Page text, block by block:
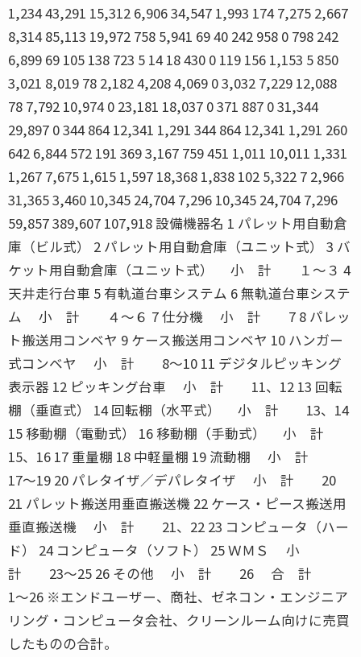
1,234 43,291 15,312 6,906 34,547 1,993 174 7,275 2,667
8,314 85,113 19,972 758 5,941 69 40 242 958 0 798 242
6,899 69 105 138 723 5 14 18 430 0 119 156 1,153 5 850
3,021 8,019 78 2,182 4,208 4,069 0 3,032 7,229 12,088
78 7,792 10,974 0 23,181 18,037 0 371 887 0 31,344
29,897 0 344 864 12,341 1,291 344 864 12,341 1,291 260
642 6,844 572 191 369 3,167 759 451 1,011 10,011 1,331
1,267 7,675 1,615 1,597 18,368 1,838 102 5,322 7 2,966
31,365 3,460 10,345 24,704 7,296 10,345 24,704 7,296
59,857 389,607 107,918 設備機器名 1 パレット用自動倉
庫（ビル式） 2 パレット用自動倉庫（ユニット式） 3 バ
ケット用自動倉庫（ユニット式） 小 計 １〜３ 4
天井走行台車 5 有軌道台車システム 6 無軌道台車システ
ム 小 計 ４〜６ 7 仕分機 小 計 7 8 パレッ
ト搬送用コンベヤ 9 ケース搬送用コンベヤ 10 ハンガー
式コンベヤ 小 計 8〜10 11 デジタルピッキング
表示器 12 ピッキング台車 小 計 11、12 13 回転
棚（垂直式） 14 回転棚（水平式） 小 計 13、14
15 移動棚（電動式） 16 移動棚（手動式） 小 計
15、16 17 重量棚 18 中軽量棚 19 流動棚 小 計
17〜19 20 パレタイザ／デパレタイザ 小 計 20
21 パレット搬送用垂直搬送機 22 ケース・ピース搬送用
垂直搬送機 小 計 21、22 23 コンピュータ（ハー
ド） 24 コンピュータ（ソフト） 25 ＷＭＳ 小
計 23〜25 26 その他 小 計 26 合 計
1〜26 ※エンドユーザー、商社、ゼネコン・エンジニア
リング・コンピュータ会社、クリーンルーム向けに売買
したものの合計。